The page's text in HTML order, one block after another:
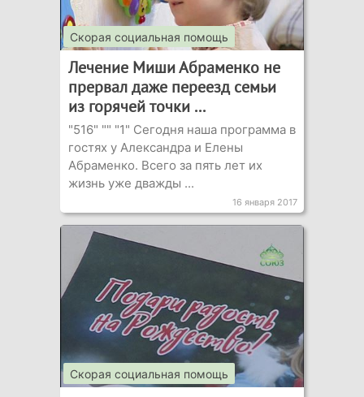
Скорая социальная помощь
Лечение Миши Абраменко не
прервал даже переезд семьи
из горячей точки ...
"516" "" "1" Сегодня наша программа в
гостях у Александра и Елены
Абраменко. Всего за пять лет их
жизнь уже дважды ...
16 января 2017
Скорая социальная помощь